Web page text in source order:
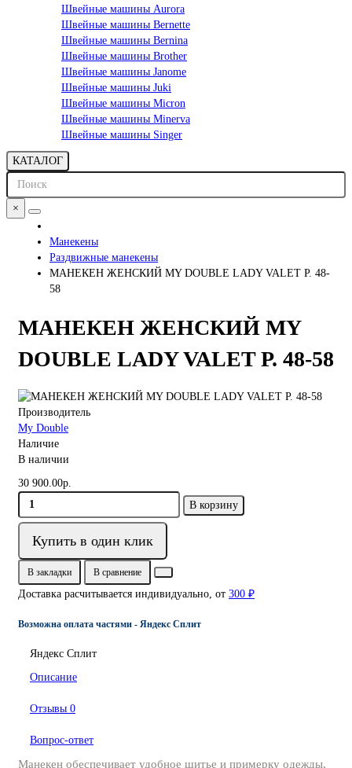
Швейные машины Aurora
Швейные машины Bernette
Швейные машины Bernina
Швейные машины Brother
Швейные машины Janome
Швейные машины Juki
Швейные машины Micron
Швейные машины Minerva
Швейные машины Singer
КАТАЛОГ
×
Манекены
Раздвижные манекены
МАНЕКЕН ЖЕНСКИЙ MY DOUBLE LADY VALET Р. 48-
58
МАНЕКЕН ЖЕНСКИЙ MY
DOUBLE LADY VALET Р. 48-58
Производитель
My Double
Наличие
В наличии
30 900.00р.
В корзину
Купить в один клик
В закладки В сравнение
Доставка расчитывается индивидуально, от 300 ₽
Возможна оплата частями - Яндекс Сплит
Яндекс Сплит
Описание
Отзывы 0
Вопрос-ответ
Манекен обеспечивает удобное шитье и примерку одежды,